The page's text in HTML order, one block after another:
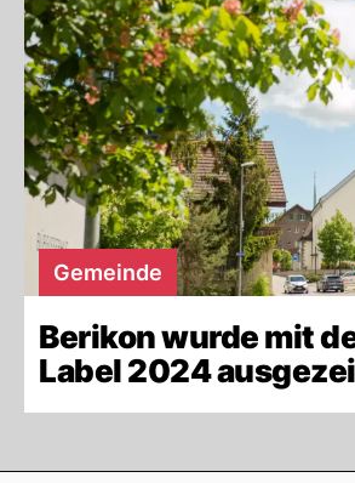
Gemeinde
Berikon wurde mit
Label 2024